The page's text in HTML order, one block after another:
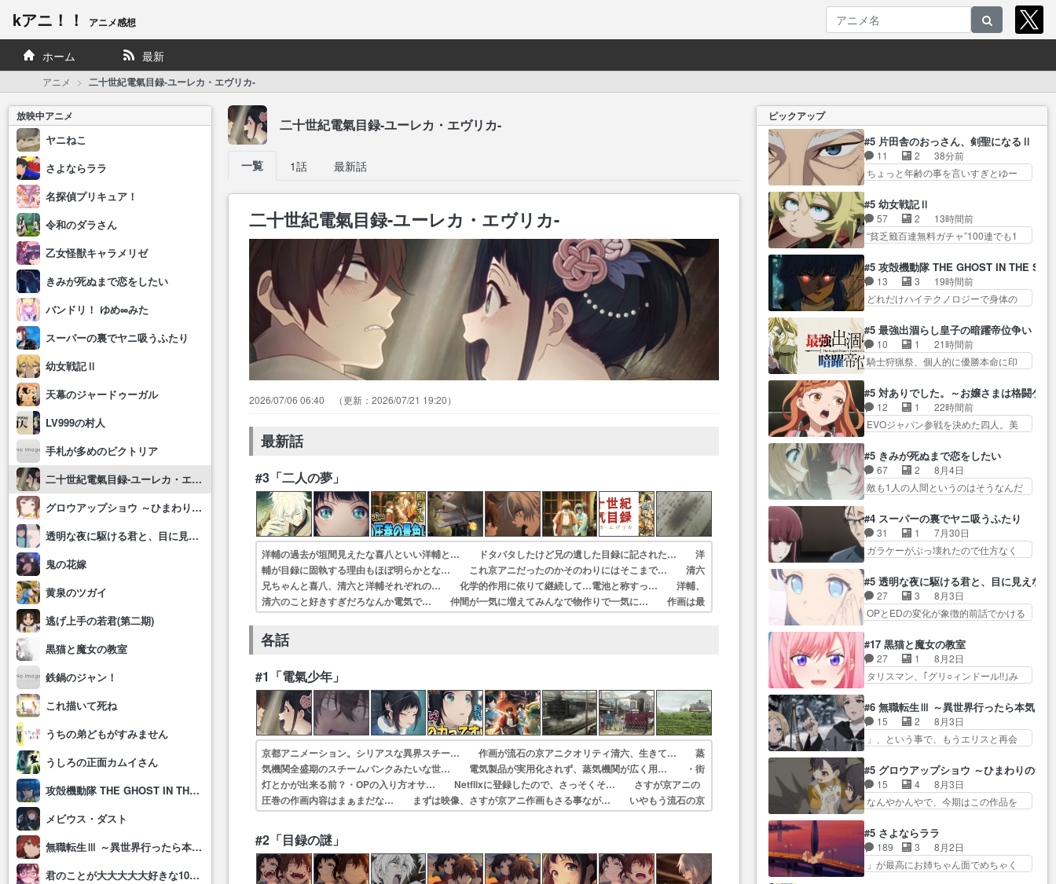
kアニ！！ アニメ感想
ホーム 最新
アニメ 二十世紀電氣目録-ユーレカ・エヴリカ-
放映中アニメ
ヤニねこ
さよならララ
名探偵プリキュア！
令和のダラさん
乙女怪獣キャラメリゼ
きみが死ぬまで恋をしたい
バンドリ！ ゆめ∞みた
スーパーの裏でヤニ吸うふたり
幼女戦記Ⅱ
天幕のジャードゥーガル
LV999の村人
手札が多めのビクトリア
二十世紀電氣目録-ユーレカ・エヴリカ-
グロウアップショウ ～ひまわりのサーカス団～
透明な夜に駆ける君と、目に見えない恋をした。
鬼の花嫁
黄泉のツガイ
逃げ上手の若君(第二期)
黒猫と魔女の教室
鉄鍋のジャン！
これ描いて死ね
うちの弟どもがすみません
うしろの正面カムイさん
攻殻機動隊 THE GHOST IN THE SHELL
メビウス・ダスト
無職転生Ⅲ ～異世界行ったら本気だす～
君のことが大大大大大好きな100人の彼女(第3期)
二十世紀電氣目録-ユーレカ・エヴリカ-
一覧 1話 最新話
二十世紀電氣目録-ユーレカ・エヴリカ-
2026/07/06 06:40 2026/07/21 19:20
最新話
#3「二人の夢」
洋輔の過去が垣間見えたな喜八といい洋輔と… ドタバタしたけど兄の遺した目録に記された… 洋
輔が目録に固執する理由もほぼ明らかとな… これ京アニだったのかそのわりにはそこまで… 清六
兄ちゃんと喜八、清六と洋輔それぞれの… 化学的作用に依りて継続して…電池と称すっ… 洋輔、
清六のこと好きすぎだろなんか電気で… 仲間が一気に増えてみんなで物作りで一気に… 作画は最
高なのに話がつまらない。やっぱ京… 天下り式に竹のフィラメントが出てきたのは…
各話
#1「電氣少年」
京都アニメーション。シリアスな異界スチー… 作画が流石の京アニクオリティ清六、生きて… 蒸
気機関全盛期のスチームパンクみたいな世… 電気製品が実用化されず、蒸気機関が広く用… ・街
灯とかが出来る前？・OPの入り方オサ… Netflixに登録したので、さっそくそ… さすが京アニの
圧巻の作画内容はまぁまだな… まずは映像、さすが京アニ作画もさる事なが… いやもう流石の京
アニクオリティですね。で… 作画に味を出しすぎだろ！！口が尖ったり顔…
#2「目録の謎」
ピックアップ
#5 片田舎のおっさん、剣聖になるⅡ
11 2
38分前
ちょっと年齢の事を言いすぎとゆー
只者じゃなかったかベリ… 帝国
との国境沿いに住んでる剣聖親子っ
て今… 討伐と立ち合い稽古。今
回もこれでもかって… サーベル
事… 若いものは血気盛ん。すぐ
自分を試したくな… 第５話を
primevideoで視聴しまし… 「こ
笑っ… 一応ちゃんと"とっくに峠
は越えてる"のか… ベリルも剣士
としての欲に飲まれたのか。剣…
#5 幼女戦記Ⅱ
57 2
13時間前
“貧乏籤百連無料ガチャ”100連でも1
ただでさえ幼女… 「餌になって
もらわねばならぬ」って言葉
に… ゼートゥーア左遷によって
参謀本部の連携が… 緊張感ある
な… 知識が必要なセリフや描写
が大好き『アンド… ターニャの
直属の上司になったのは僅かな
ていくのが面白い… ゼートゥー
ワが左遷、しかもスパイによっ
て… ゼートゥーアが東部に左遷
ターニャにとって…
#5 攻殻機動隊 THE GHOST IN THE
13 3
19時間前
どれだけハイテクノロジーで身体の
なるかと思った回想シー… フチ
コマだいぶ理性持ち始めた。この世
界の… 原作読んだのもう何年も
前なのに、覚えてる… コイルの
導… やまとん1号はどこの部分で
使うのだろう？… 日本とロシア
が絡む政治の話かつ色々な用
しまし… 前回同様『イノセン
ス』を含む押井・神山版… 第５
話「EPISODEラストの母親の気持…
#5 最強出涸らし皇子の暗躍帝位争い
10 1
21時間前
騎士狩猟祭、個人的に優勝本命に印
のが面倒な時は古代魔法… エル
ナがチートすぎる笑アルは最初から
自分… プラネット・ウィズ展開
アツいな「騎士狩猟… 麦茶どこ
ぐ… 第５話をABEMAで視聴しま
した。視聴に… 復讐に燃える吸
血鬼兄弟の弟ですいいキャラ…
皇帝… ウサギ好きそうな王女殿
下がかわいい。幼馴… ついに始
まった狩猟祭。エルナの活躍で上
位…
#5 対ありでした。～お嬢さまは格闘ゲ
12 1
22時間前
EVOジャパン参戦を決めた四人。美
いと思ってた(無くて… 見た目は
気品溢れてるのに中身は…美緒マ
マ… テーマ：格ゲー大会に行く
には？感想は、美… 大会を前に
本… 東京で開催される格ゲー大
会に参加すること… Japanに向け
て外泊届にサインをもらっ… 長
よ… 旅の支度全部やってくれる
先輩、なんだかん… 第５話をｄ
アニメストアで視聴しました。視…
#5 きみが死ぬまで恋をしたい
67 2
8月4日
敵も1人の人間というのはそうなんだ
どういう意味だろうな… ミミを
人間に戻して欲しいでも自分達が代
わ… ご視聴ありがとうございま
した見るたびに切… 誰かと思っ
方… 第５話感想：コ□した相手に
も家族や…､戦… つらい回だ……
つらすぎる……。エスタ先輩…
の関係… 確かに相手にも家族や
大切な人はいるけど、… 白シャ
ツが作業着みたいなもんなんですか
ね…
#4 スーパーの裏でヤニ吸うふたり
31 1
7月30日
ガラケーがぶっ壊れたので仕方なく
年くらいに思ってたけど… やは
り出オチ感が否めず、エピソードの
打率… 田山さんが佐々木さんに
沼っていく…こんな… 佐々木さ
じ… 佐々木がガラケーからスマ
ホに変えるって、… もうドラマ
版孤独のグルメファンコンテン
佐々木さんの優しさ… 先行で見
た時より2人のやり取りに癒しを
感… ABEMA版の7〜8話佐々木が
実年齢以上…
#5 透明な夜に駆ける君と、目に見えない
27 3
8月3日
OPとEDの変化が象徴的前話でかける
った世界。どんな女… そうか、
こんな風に見えてるのかぁ。かけ
る… 完全な両片思いになりまし
たねぇ…OPとE… 余計な物は描
ん… 光も感じない完全な盲目な
んやね…おめかし… 母役に能登
さんって禁じ手使ってきたー！
て良かった本当… 股に海豚を挟
み水上バスでの会話を反芻…
恋… OPEDとも無人バージョンか
ら主人公２人…
#17 黒猫と魔女の教室
27 1
8月2日
タリスマン、｢グリ○ィンドール!!｣み
で力を合わせて倒… アリアはホ
ントスピカが大好きだよね。ツ
ン… 一等級ポテンシャルのアリ
アちゃん可愛くて… そういや、
… とうとうアリアと直接競う場
がきたこれまで… 毎度ながらの
スピカの顔面芸推しのハナち
味ダダ漏れで好き… 期末試験が
始まろうとしておりスピカは対
策… 能力鑑定胸像タリスマン氏
容姿も評価してし…
#6 無職転生Ⅲ ～異世界行ったら本気だ
15 2
8月3日
」、という事で、もうエリスと再会
てルーデウスの成長が確… 人間
関係の清算が粛々と進められている
サラ… サラとの関係に対して完
全に「昔の女」とし… ルーシー
微… サラとは会ってほしいちゃ
んとした別れ方し… サラは未練0
だと言っていたけど人の気持
#5 グロウアップショウ ～ひまわりのサ
15 4
8月3日
なんやかんやで、今期はこの作品を
減らない(^_^;サ… 葵ちゃん可愛
すぎるな楠木ともりちゃんの
ね… デフォルメされた表情が特
に多かったのが印… 葵＆茜の回
#5 さよならララ
189 3
8月2日
」が最高にお姉ちゃん面でめちゃく